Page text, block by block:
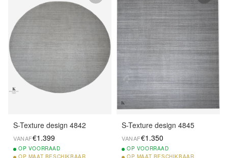
S-Texture design 4842
VANAF€1.399
OP VOORRAAD
S-Texture design 4845
VANAF€1.350
OP VOORRAAD